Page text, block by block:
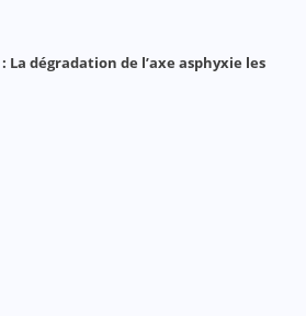
dégradation de l’axe asphyxie les